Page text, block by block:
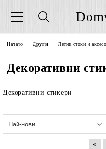
Начало Други Летни стоки и
Декоративни
Декоративни стикери
«